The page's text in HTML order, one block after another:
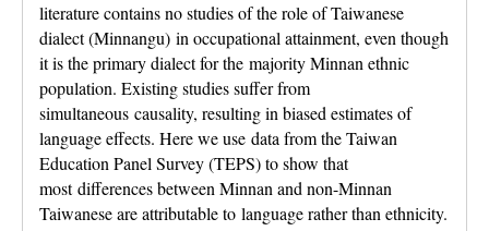
literature contains no studies of the role of Taiwanese
dialect (Minnangu) in occupational attainment, even though
it is the primary dialect for the majority Minnan ethnic
population. Existing studies suffer from
simultaneous causality, resulting in biased estimates of
language effects. Here we use data from the Taiwan
Education Panel Survey (TEPS) to show that
most differences between Minnan and non-Minnan
Taiwanese are attributable to language rather than ethnicity.